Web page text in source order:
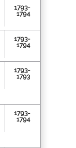
1793-
1794
1793-
1794
1793-
1793
1793-
1794